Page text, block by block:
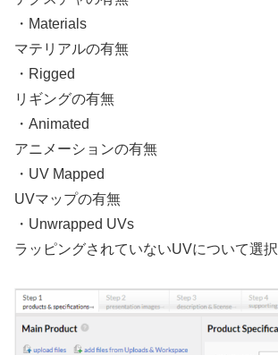
・Materials
マテリアルの有無
・Rigged
リギングの有無
・Animated
アニメーションの有無
・UV Mapped
UVマップの有無
・Unwrapped UVs
ラッピングされていないUVについて選択